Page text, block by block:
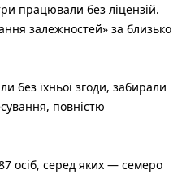
працювали без ліцензій.
залежностей» за близько
без їхньої згоди, забирали
повністю
осіб, серед яких — семеро